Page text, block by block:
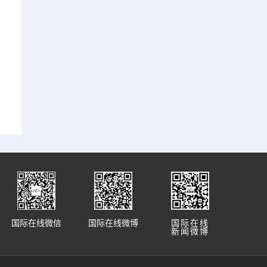
国际在线
新闻微博
国际在线微博
国际在线微信